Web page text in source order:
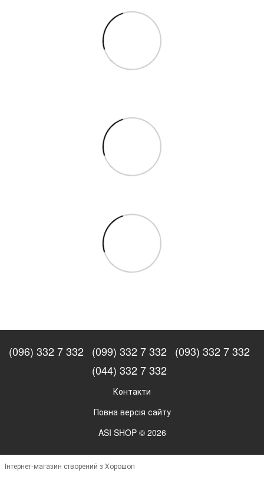
(096) 332 7 332 (099) 332 7 332 (093) 332 7 332
(044) 332 7 332
Контакти
Повна версія сайту
ASI SHOP © 2026
Інтернет-магазин створений з Хорошоп